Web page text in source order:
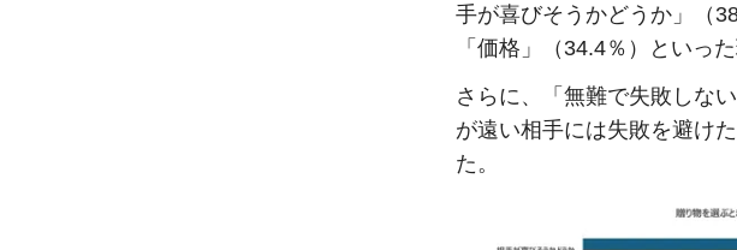
手が喜びそうかどうか」（
「価格」（34.4％）といっ
さらに、「無難で失敗しな
が遠い相手には失敗を避け
た。